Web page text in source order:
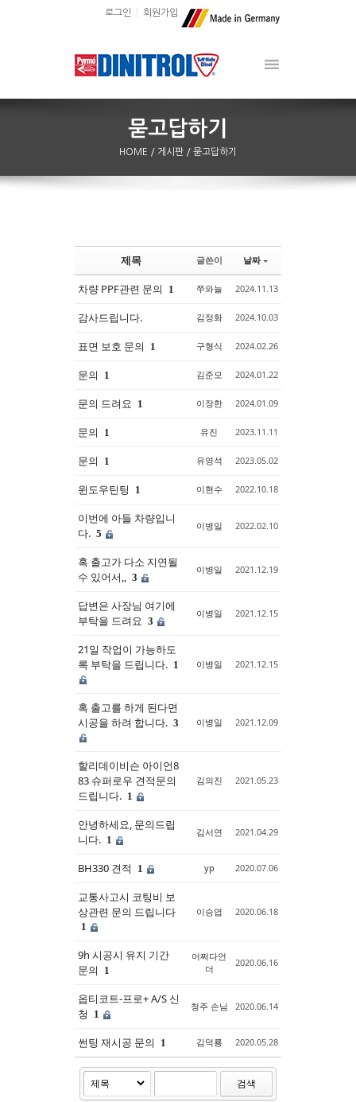
로그인 회원가입
HOME / 게시판 / 묻고답하기
제목 글쓴이 날짜
차량 PPF관련 문의 1 쭈와늘 2024.11.13
감사드립니다. 김정화 2024.10.03
표면 보호 문의 1 구형식 2024.02.26
문의 1 김준모 2024.01.22
문의 드려요 1 이장한 2024.01.09
문의 1 유진 2023.11.11
문의 1 유영석 2023.05.02
윈도우틴팅 1 이현수 2022.10.18
이번에 아들 차량입니
다. 5
이병일 2022.02.10
혹 출고가 다소 지연될
수 있어서,, 3
이병일 2021.12.19
답변은 사장님 여기에
부탁을 드려요 3
이병일 2021.12.15
21일 작업이 가능하도
록 부탁을 드립니다. 1 이병일 2021.12.15
혹 출고를 하게 된다면
시공을 하려 합니다. 3 이병일 2021.12.09
할리데이비슨 아이언8
83 슈퍼로우 견적문의
드립니다. 1
김의진 2021.05.23
안녕하세요, 문의드립
니다. 1
김서연 2021.04.29
BH330 견적 1 yp 2020.07.06
교통사고시 코팅비 보
상관련 문의 드립니다
1
이승엽 2020.06.18
9h 시공시 유지 기간
문의
1
어쩌다언
더
2020.06.16
옵티코트-프로+ A/S 신
청
1
청주 손님 2020.06.14
썬팅 재시공 문의 1 김덕룡 2020.05.28
검색
Sketchbook5, 스케치북5
Sketchbook5, 스케치북5
Sketchbook5, 스케치북5
Sketchbook5, 스케치북5